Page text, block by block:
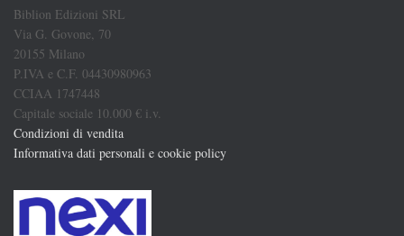
Biblion Edizioni SRL
Via G. Govone, 70
20155 Milano
P.IVA e C.F. 04430980963
CCIAA 1747448
Capitale sociale 10.000 € i.v.
Condizioni di vendita
Informativa dati personali e cookie policy